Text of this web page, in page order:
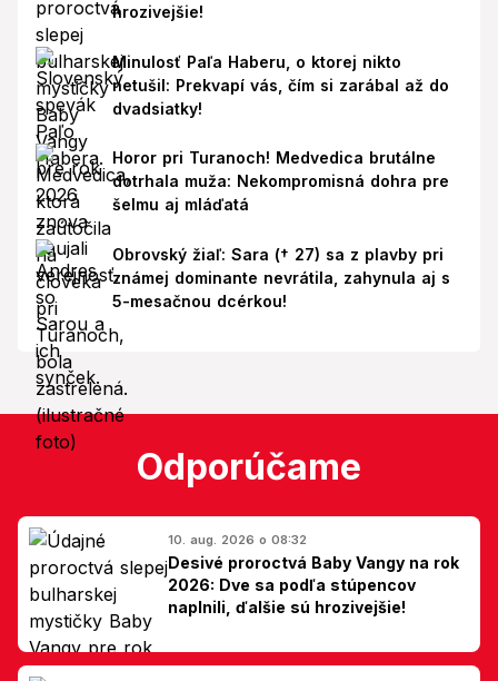
hrozivejšie!
Minulosť Paľa Haberu, o ktorej nikto
netušil: Prekvapí vás, čím si zarábal až do
dvadsiatky!
Horor pri Turanoch! Medvedica brutálne
dotrhala muža: Nekompromisná dohra pre
šelmu aj mláďatá
Obrovský žiaľ: Sara († 27) sa z plavby pri
známej dominante nevrátila, zahynula aj s
5-mesačnou dcérkou!
Odporúčame
10. aug. 2026 o 08:32
Desivé proroctvá Baby Vangy na rok
2026: Dve sa podľa stúpencov
naplnili, ďalšie sú hrozivejšie!